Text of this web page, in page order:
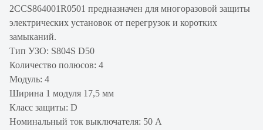
2CCS864001R0501 предназначен для многоразовой защиты
электрических установок от перегрузок и коротких
замыканий.
Тип УЗО: S804S D50
Количество полюсов: 4
Модуль: 4
Ширина 1 модуля 17,5 мм
Класс защиты: D
Номинальный ток выключателя: 50 А